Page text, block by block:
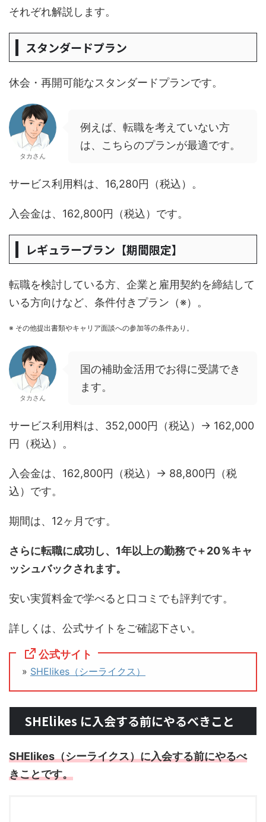
それぞれ解説します。
スタンダードプラン
休会・再開可能なスタンダードプランです。
タカさん
例えば、転職を考えていない方
は、こちらのプランが最適です。
サービス利用料は、16,280円（税込）。
入会金は、162,800円（税込）です。
レギュラープラン【期間限定】
転職を検討している方、企業と雇用契約を締結して
いる方向けなど、条件付きプラン（※）。
※ その他提出書類やキャリア面談への参加等の条件あり。
タカさん
国の補助金活用でお得に受講でき
ます。
サービス利用料は、352,000円（税込）→ 162,000
円（税込）。
入会金は、162,800円（税込）→ 88,800円（税
込）です。
期間は、12ヶ月です。
さらに転職に成功し、1年以上の勤務で＋20％キャ
ッシュバックされます。
安い実質料金で学べると口コミでも評判です。
詳しくは、公式サイトをご確認下さい。
公式サイト
» SHElikes（シーライクス）
SHElikes に入会する前にやるべきこと
SHElikes（シーライクス）に入会する前にやるべ
きことです。